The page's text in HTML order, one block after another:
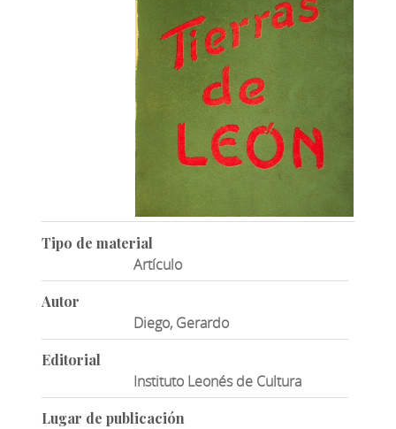
Tipo de material
Artículo
Autor
Diego, Gerardo
Editorial
Instituto Leonés de Cultura
Lugar de publicación